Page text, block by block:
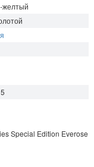
желтый
Special Edition Everose